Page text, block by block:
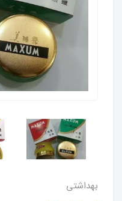
بهداشتی